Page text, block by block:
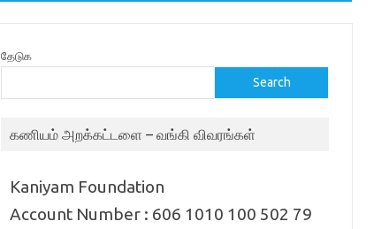
தேடுக
Search
கணியம் அறக்கட்டளை – வங்கி விவரங்கள்
Kaniyam Foundation
Account Number : 606 1010 100 502 79